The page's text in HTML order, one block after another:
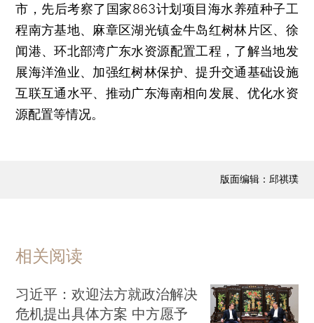
市，先后考察了国家863计划项目海水养殖种子工
程南方基地、麻章区湖光镇金牛岛红树林片区、徐
闻港、环北部湾广东水资源配置工程，了解当地发
展海洋渔业、加强红树林保护、提升交通基础设施
互联互通水平、推动广东海南相向发展、优化水资
源配置等情况。
版面编辑：邱祺璞
相关阅读
习近平：欢迎法方就政治解决
危机提出具体方案 中方愿予